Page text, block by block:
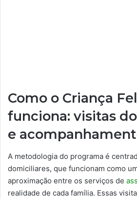
Como o Criança
funciona: visitas
e
A metodologia do programa é
domiciliares, que funcionam como
aproximação entre os serviços de
realidade de cada família. Essas